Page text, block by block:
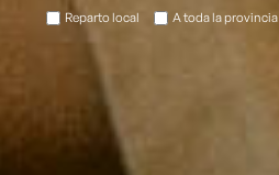
Reparto local
A toda la provincia